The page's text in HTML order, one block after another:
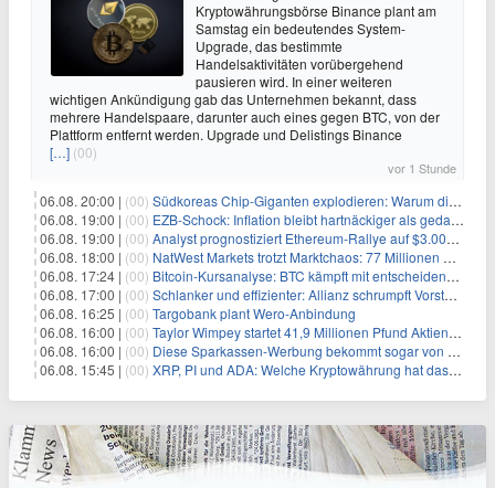
Kryptowährungsbörse Binance plant am
Samstag ein bedeutendes System-
Upgrade, das bestimmte
Handelsaktivitäten vorübergehend
pausieren wird. In einer weiteren
wichtigen Ankündigung gab das Unternehmen bekannt, dass
mehrere Handelspaare, darunter auch eines gegen BTC, von der
Plattform entfernt werden. Upgrade und Delistings Binance
[…] (00)
vor 1 Stunde
06.08. 20:00 | (00) Südkoreas Chip-Giganten explodieren: Warum dieser Rekord-Tag die KI-Branche erschüttert
06.08. 19:00 | (00) EZB-Schock: Inflation bleibt hartnäckiger als gedacht – 2027 wird zum kritischen Test
06.08. 19:00 | (00) Analyst prognostiziert Ethereum-Rallye auf $3.000 nach entscheidendem On-Chain-Ausbruch
06.08. 18:00 | (00) NatWest Markets trotzt Marktchaos: 77 Millionen Pfund Gewinn im ersten Halbjahr
06.08. 17:24 | (00) Bitcoin-Kursanalyse: BTC kämpft mit entscheidender $65K-Hürde, während sich ein Liquidationscluster aufbaut
06.08. 17:00 | (00) Schlanker und effizienter: Allianz schrumpft Vorstand auf 8 Köpfe – das steckt dahinter
06.08. 16:25 | (00) Targobank plant Wero-Anbindung
06.08. 16:00 | (00) Taylor Wimpey startet 41,9 Millionen Pfund Aktienrückkauf – was Anleger wissen müssen
06.08. 16:00 | (00) Diese Sparkassen-Werbung bekommt sogar von der Konkurrenz Lob
06.08. 15:45 | (00) XRP, PI und ADA: Welche Kryptowährung hat das größte Potenzial im nächsten Bullenmarkt?